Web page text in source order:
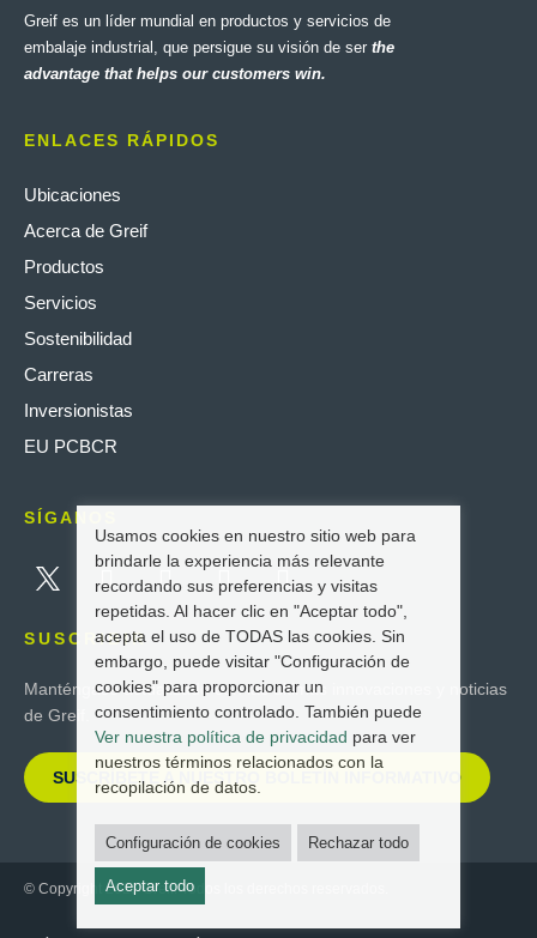
Greif es un líder mundial en productos y servicios de
embalaje industrial, que persigue su visión de ser the
advantage that helps our customers win.
ENLACES RÁPIDOS
Ubicaciones
Acerca de Greif
Productos
Servicios
Sostenibilidad
Carreras
Inversionistas
EU PCBCR
SÍGANOS
SUSCRIBIR
Manténgase actualizado con las últimas innovaciones y noticias
de Greif.
SUSCRÍBETE A NUESTRO BOLETÍN INFORMATIVO
© Copyright 2025 Greif. Todos los derechos reservados.
Usamos cookies en nuestro sitio web para
brindarle la experiencia más relevante
recordando sus preferencias y visitas
repetidas. Al hacer clic en "Aceptar todo",
acepta el uso de TODAS las cookies. Sin
embargo, puede visitar "Configuración de
cookies" para proporcionar un
consentimiento controlado. También puede
Ver nuestra política de privacidad para ver
nuestros términos relacionados con la
recopilación de datos.
Configuración de cookies Rechazar todo
Aceptar todo